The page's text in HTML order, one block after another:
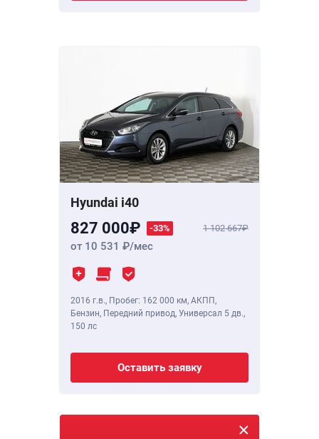
Hyundai i40
827 000 -33% 1 102 667
от 10 531 /мес
2016 г.в., Пробег: 162 000 км, АКПП,
Бензин, Передний привод, Универсал 5 дв.,
150 лс
Оставить заявку